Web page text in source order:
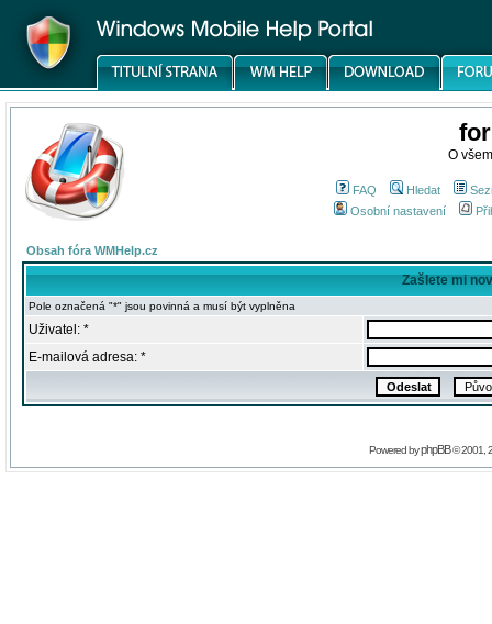
O
FAQ Hledat
Osobní nastavení
Obsah fóra WMHelp.cz
Zašlete mi
Pole označená "*" jsou povinná a musí být vyplněna
Uživatel: *
E-mailová adresa: *
Powered byphpBB© 2001,